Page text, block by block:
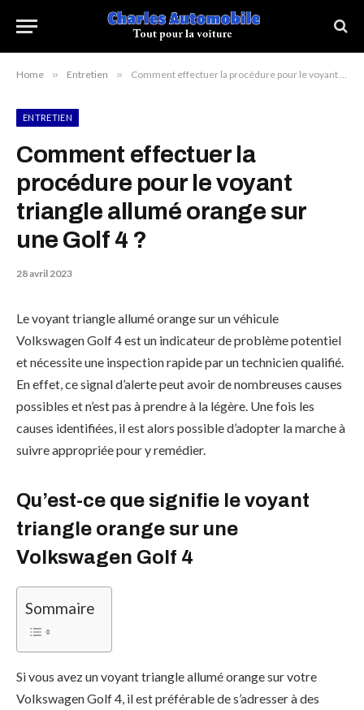
Home » Entretien » Comment effectuer la procédure pour le voyant triangle allumé orange sur une Golf 4 ?
ENTRETIEN
Comment effectuer la
procédure pour le voyant
triangle allumé orange sur
une Golf 4 ?
28 avril 2023
Le voyant triangle allumé orange sur un véhicule
Volkswagen Golf 4 est un indicateur de problème potentiel
et nécessite une inspection rapide par un technicien qualifié.
En effet, ce signal d’alerte peut avoir de nombreuses causes
possibles et n’est pas à prendre à la légère. Une fois les
causes identifiées, il est alors possible d’adopter la marche à
suivre appropriée pour y remédier.
Qu’est-ce que signifie le voyant
triangle orange sur une
Volkswagen Golf 4
Sommaire
Si vous avez un voyant triangle allumé orange sur votre
Volkswagen Golf 4, il est préférable de s’adresser à des